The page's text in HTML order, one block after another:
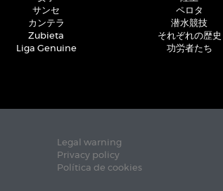
サンセ
カンテラ
Zubieta
Liga Genuine
ペロタ
潜水競技
それぞれの歴史
功労者たち
Legal warning
Privacy policy
Política de cookies